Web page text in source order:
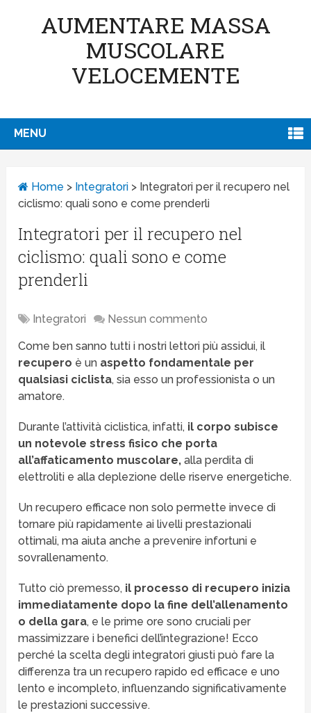
AUMENTARE MASSA
MUSCOLARE
VELOCEMENTE
MENU
Home > Integratori > Integratori per il recupero nel
ciclismo: quali sono e come prenderli
Integratori per il recupero nel
ciclismo: quali sono e come
prenderli
Integratori Nessun commento
Come ben sanno tutti i nostri lettori più assidui, il
recupero è un aspetto fondamentale per
qualsiasi ciclista, sia esso un professionista o un
amatore.
Durante l’attività ciclistica, infatti, il corpo subisce
un notevole stress fisico che porta
all’affaticamento muscolare, alla perdita di
elettroliti e alla deplezione delle riserve energetiche.
Un recupero efficace non solo permette invece di
tornare più rapidamente ai livelli prestazionali
ottimali, ma aiuta anche a prevenire infortuni e
sovrallenamento.
Tutto ciò premesso, il processo di recupero inizia
immediatamente dopo la fine dell’allenamento
o della gara, e le prime ore sono cruciali per
massimizzare i benefici dell’integrazione! Ecco
perché la scelta degli integratori giusti può fare la
differenza tra un recupero rapido ed efficace e uno
lento e incompleto, influenzando significativamente
le prestazioni successive.